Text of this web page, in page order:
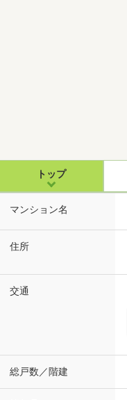
トップ
マンション名
住所
交通
総戸数／階建